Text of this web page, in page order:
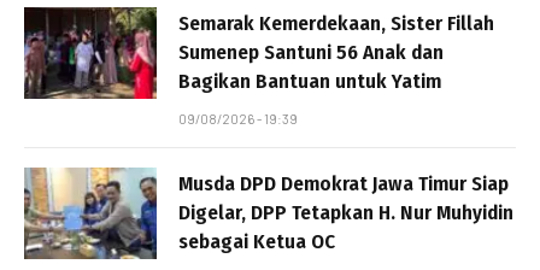
Semarak Kemerdekaan, Sister Fillah
Sumenep Santuni 56 Anak dan
Bagikan Bantuan untuk Yatim
09/08/2026 - 19:39
Musda DPD Demokrat Jawa Timur Siap
Digelar, DPP Tetapkan H. Nur Muhyidin
sebagai Ketua OC